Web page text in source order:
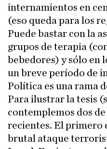
internamientos en
(eso queda para los
Puede bastar con la
grupos de terapia
bebedores) y sólo en
un breve período de
Política es una rama
Para ilustrar la tesis
contemplemos dos de
recientes. El primero
brutal ataque